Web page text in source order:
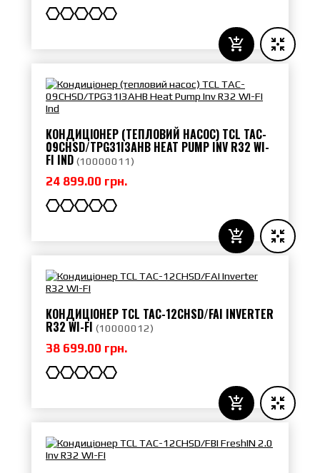
КОНДИЦІОНЕР (ТЕПЛОВИЙ НАСОС) TCL TAC-
09CHSD/TPG31I3AHB HEAT PUMP INV R32 WI-
FI IND (10000011 )
24 899.00 грн.
КОНДИЦІОНЕР TCL TAC-12CHSD/FAI INVERTER
R32 WI-FI (10000012)
38 699.00 грн.